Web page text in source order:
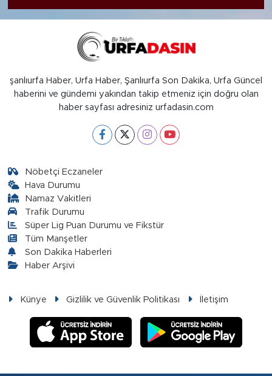
şanlıurfa Haber, Urfa Haber, Şanlıurfa Son Dakika, Urfa Güncel
haberini ve gündemi yakından takip etmeniz için doğru olan
haber sayfası adresiniz urfadasin.com
Nöbetçi Eczaneler
Hava Durumu
Namaz Vakitleri
Trafik Durumu
Süper Lig Puan Durumu ve Fikstür
Tüm Manşetler
Son Dakika Haberleri
Haber Arşivi
Künye Gizlilik ve Güvenlik Politikası İletişim